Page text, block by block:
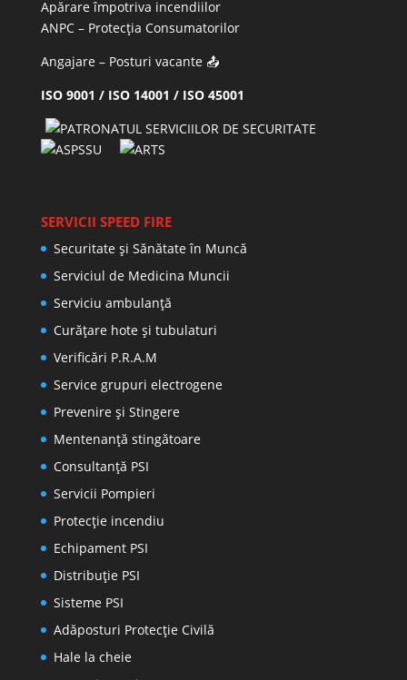
Apărare împotriva incendiilor
ANPC– Protecția Consumatorilor
Angajare – Posturi vacante📤
ISO 9001 / ISO 14001 / ISO 45001
SERVICII SPEED FIRE
Securitate și Sănătate în Muncă
Serviciul de Medicina Muncii
Serviciu ambulanță
Curățare hote și tubulaturi
Verificări P.R.A.M
Service grupuri electrogene
Prevenire şi Stingere
Mentenanţă stingătoare
Consultanţă PSI
Servicii Pompieri
Protecţie incendiu
Echipament PSI
Distribuţie PSI
Sisteme PSI
Adăposturi Protecție Civilă
Hale la cheie